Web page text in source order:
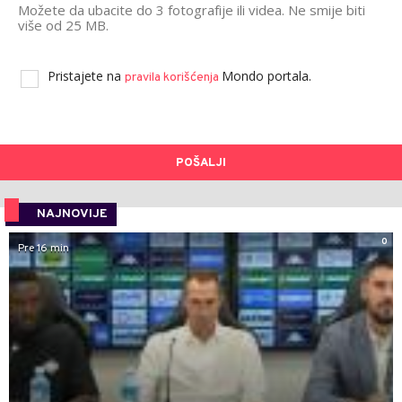
Možete da ubacite do 3 fotografije ili videa. Ne smije biti
više od 25 MB.
Pristajete na pravila korišćenja Mondo portala.
POŠALJI
NAJNOVIJE
0
Pre 16 min